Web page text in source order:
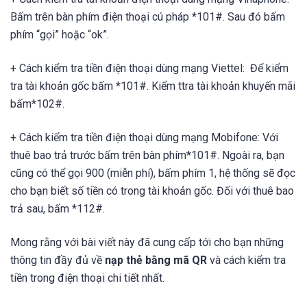
Bấm trên bàn phím điện thoại cú pháp *101#. Sau đó bấm
phím “gọi” hoặc “ok”.
+ Cách kiểm tra tiền điện thoại dùng mạng Viettel: Để kiểm
tra tài khoản gốc bấm *101#. Kiểm ttra tài khoản khuyến mãi
bấm*102#.
+ Cách kiểm tra tiền điện thoại dùng mạng Mobifone: Với
thuê bao trả trước bấm trên bàn phím*101#. Ngoài ra, bạn
cũng có thể gọi 900 (miễn phí), bấm phím 1, hệ thống sẽ đọc
cho bạn biết số tiền có trong tài khoản gốc. Đối với thuê bao
trả sau, bấm *112#.
Mong rằng với bài viết này đã cung cấp tới cho bạn những
thông tin đầy đủ về nạp thẻ bằng mã QR và cách kiểm tra
tiền trong điện thoại chi tiết nhất.